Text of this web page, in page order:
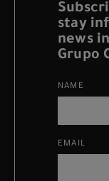
stay
news
Grupo
NAME
EMAIL